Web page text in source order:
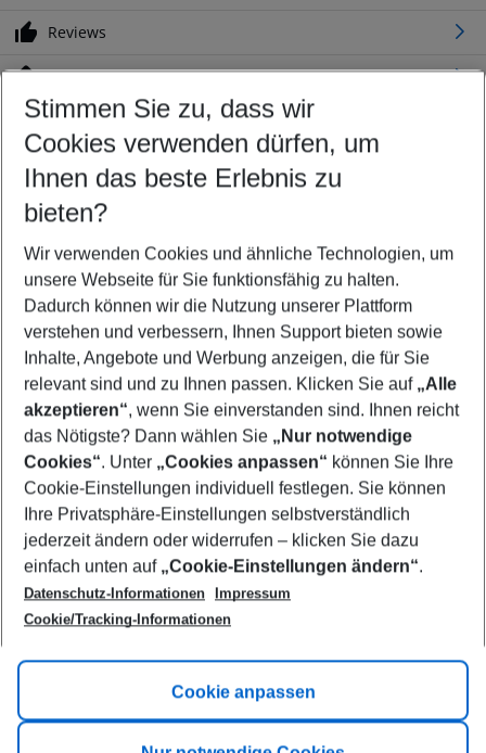
Reviews
Location
Customize your offer
Find the perfect deal which suits your best
Your departure airport
Any airport
Select your date range
12/08/26–10/08/27 5-8 nights
Who will travel
2 adults No children
Show more filter
Footer
Footer navigation
Title A
Link A
Stimmen Sie zu, dass wir
Cookies verwenden dürfen, um
Ihnen das beste Erlebnis zu
bieten?
Wir verwenden Cookies und ähnliche Technologien, um
unsere Webseite für Sie funktionsfähig zu halten.
Dadurch können wir die Nutzung unserer Plattform
verstehen und verbessern, Ihnen Support bieten sowie
Inhalte, Angebote und Werbung anzeigen, die für Sie
relevant sind und zu Ihnen passen. Klicken Sie auf „Alle
akzeptieren“, wenn Sie einverstanden sind. Ihnen reicht
das Nötigste? Dann wählen Sie „Nur notwendige
Cookies“. Unter „Cookies anpassen“ können Sie Ihre
Cookie-Einstellungen individuell festlegen. Sie können
Ihre Privatsphäre-Einstellungen selbstverständlich
jederzeit ändern oder widerrufen – klicken Sie dazu
einfach unten auf „Cookie-Einstellungen ändern“.
Datenschutz-Informationen
Impressum
Cookie/Tracking-Informationen
Cookie anpassen